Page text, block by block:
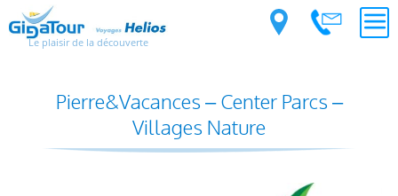
Le plaisir de la découverte
Pierre&Vacances – Center Parcs –
Villages Nature